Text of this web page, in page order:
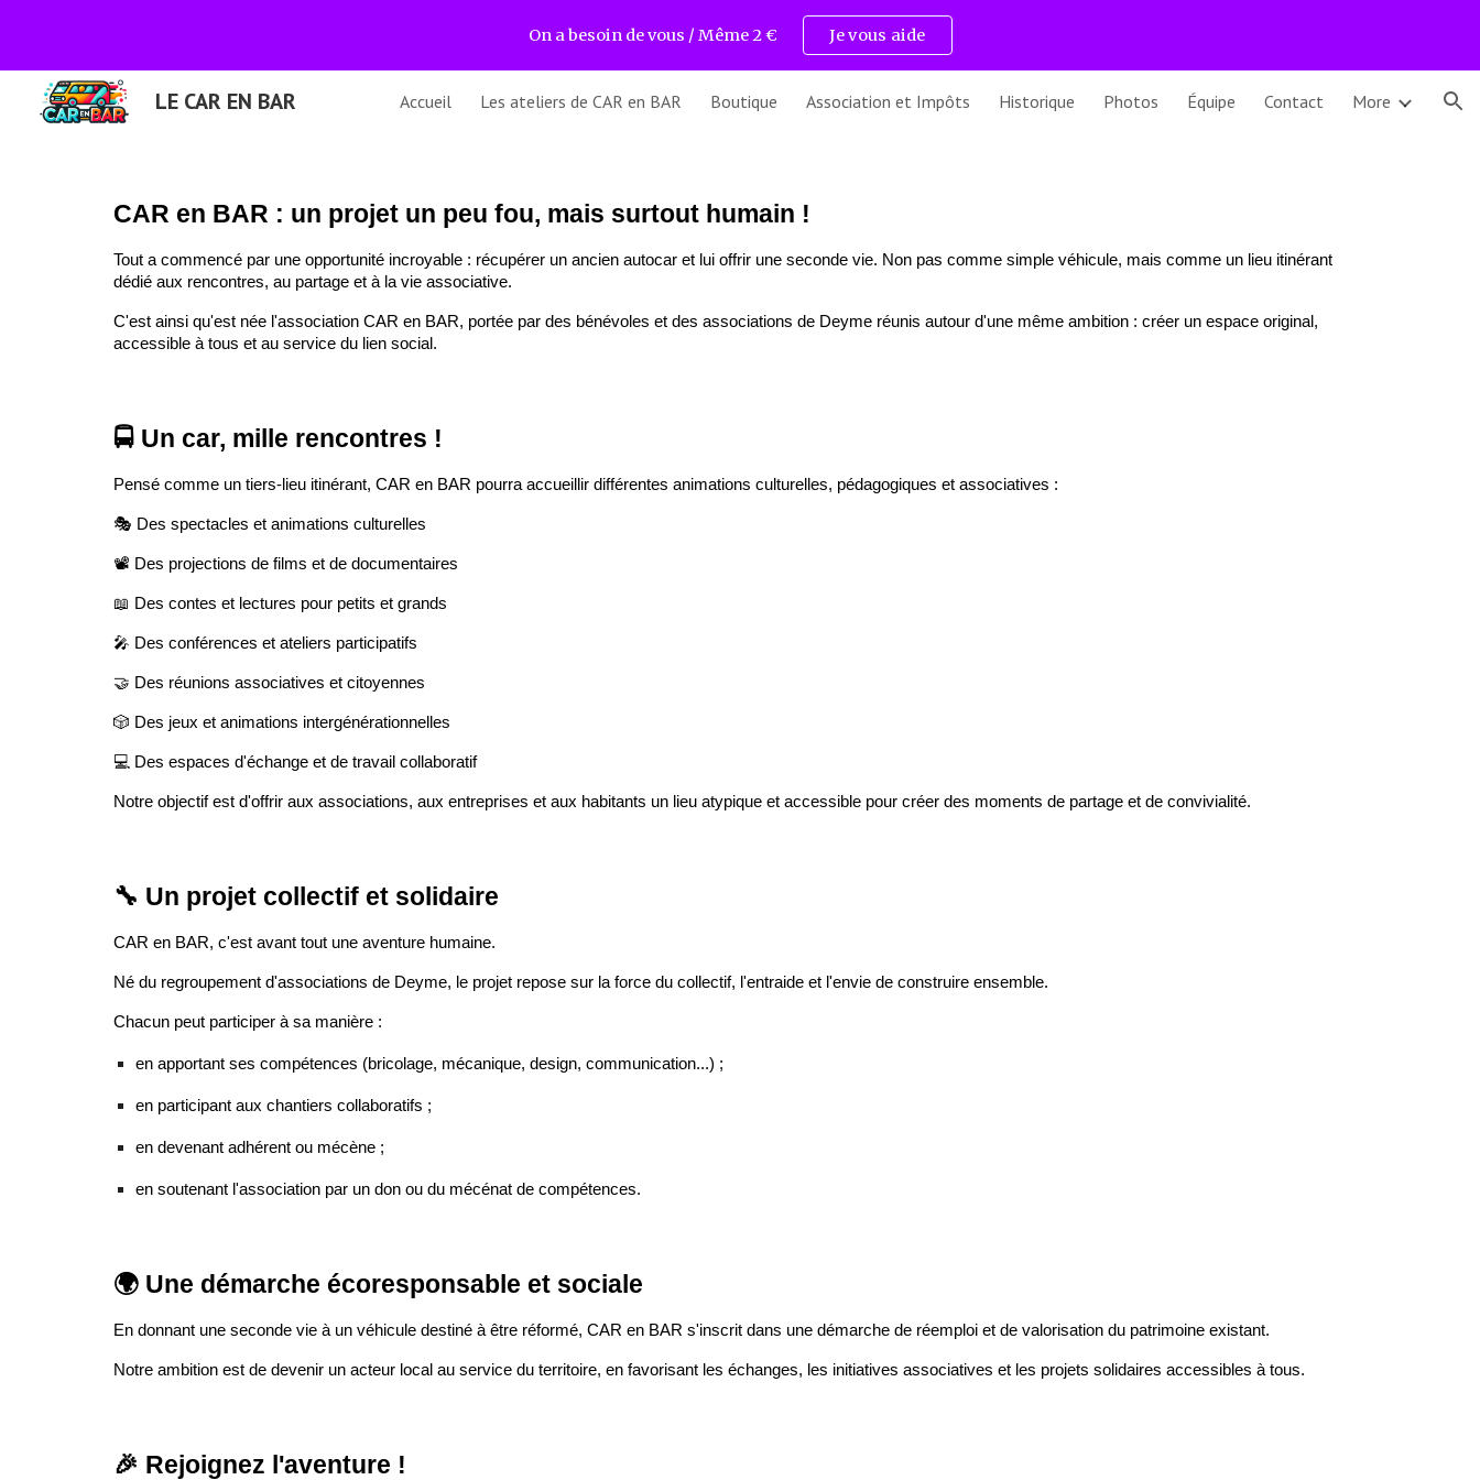
Skip to main content Skip to navigation
On a besoin de vous / Même 2 € Je vous aide
LE CAR EN BAR Accueil Les ateliers de CAR en BAR Boutique Association et Impôts Historique Photos Équipe Contact More
CAR en BAR : un projet un peu fou, mais surtout humain !
Tout a commencé par une opportunité incroyable : récupérer un ancien autocar et lui offrir une seconde vie. Non pas comme simple véhicule, mais comme un lieu itinérant
dédié aux rencontres, au partage et à la vie associative.
C'est ainsi qu'est née l'association CAR en BAR, portée par des bénévoles et des associations de Deyme réunis autour d'une même ambition : créer un espace original,
accessible à tous et au service du lien social.
🚍 Un car, mille rencontres !
Pensé comme un tiers-lieu itinérant, CAR en BAR pourra accueillir différentes animations culturelles, pédagogiques et associatives :
🎭 Des spectacles et animations culturelles
📽️ Des projections de films et de documentaires
📖 Des contes et lectures pour petits et grands
🎤 Des conférences et ateliers participatifs
🤝 Des réunions associatives et citoyennes
🎲 Des jeux et animations intergénérationnelles
💻 Des espaces d'échange et de travail collaboratif
Notre objectif est d'offrir aux associations, aux entreprises et aux habitants un lieu atypique et accessible pour créer des moments de partage et de convivialité.
🔧 Un projet collectif et solidaire
CAR en BAR, c'est avant tout une aventure humaine.
Né du regroupement d'associations de Deyme, le projet repose sur la force du collectif, l'entraide et l'envie de construire ensemble.
Chacun peut participer à sa manière :
en apportant ses compétences (bricolage, mécanique, design, communication...) ;
en participant aux chantiers collaboratifs ;
en devenant adhérent ou mécène ;
en soutenant l'association par un don ou du mécénat de compétences.
🌍 Une démarche écoresponsable et sociale
En donnant une seconde vie à un véhicule destiné à être réformé, CAR en BAR s'inscrit dans une démarche de réemploi et de valorisation du patrimoine existant.
Notre ambition est de devenir un acteur local au service du territoire, en favorisant les échanges, les initiatives associatives et les projets solidaires accessibles à tous.
🎉 Rejoignez l'aventure !